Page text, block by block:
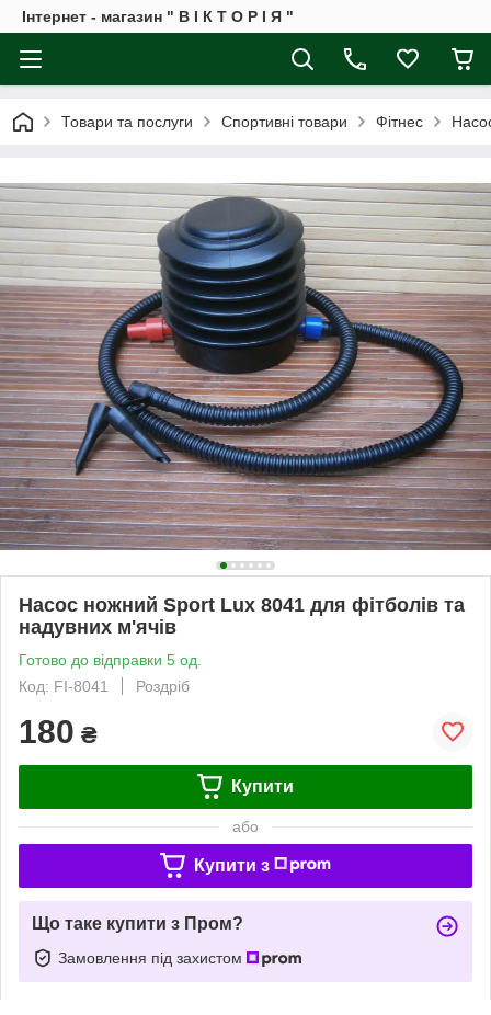
Інтернет - магазин " В І К Т О Р І Я "
Товари та послуги Спортивні товари Фітнес
Насос ножний Sport Lux 8041 для фітболів та
надувних м'ячів
Готово до відправки 5 од.
Код: FI-8041
Роздріб
180 ₴
Купити
або
Купити з
Що таке купити з Пром?
Замовлення під захистом